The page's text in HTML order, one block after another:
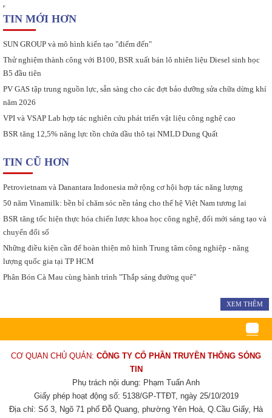
TIN MỚI HƠN
SUN GROUP và mô hình kiến tạo "điểm đến"
Thử nghiệm thành công với B100, BSR xuất bán lô nhiên liệu Diesel sinh học
B5 đầu tiên
PV GAS tập trung nguồn lực, sẵn sàng cho các đợt bảo dưỡng sửa chữa dừng khí
năm 2026
VPI và VSAP Lab hợp tác nghiên cứu phát triển vật liệu công nghệ cao
BSR tăng 12,5% năng lực tồn chứa dầu thô tại NMLD Dung Quất
TIN CŨ HƠN
Petrovietnam và Danantara Indonesia mở rộng cơ hội hợp tác năng lượng
50 năm Vinamilk: bền bỉ chăm sóc nền tảng cho thế hệ Việt Nam tương lai
BSR tăng tốc hiện thực hóa chiến lược khoa học công nghệ, đổi mới sáng tạo và
chuyển đổi số
Những điều kiện cần để hoàn thiện mô hình Trung tâm công nghiệp - năng
lượng quốc gia tại TP HCM
Phân Bón Cà Mau cùng hành trình "Thắp sáng đường quê"
XEM THÊM
CƠ QUAN CHỦ QUẢN: CÔNG TY CỔ PHẦN TRUYỀN THÔNG SÓNG
TIN
Phụ trách nội dung: Phạm Tuấn Anh
Giấy phép hoạt động số: 5138/GP-TTĐT, ngày 25/10/2019
Địa chỉ: Số 3, Ngõ 71 phố Đỗ Quang, phường Yên Hoà, Q.Cầu Giấy, Hà